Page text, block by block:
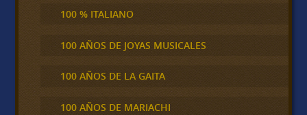
100 % ITALIANO
100 AÑOS DE JOYAS MUSICALES
100 AÑOS DE LA GAITA
100 AÑOS DE MARIACHI